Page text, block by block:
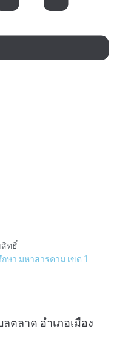
ทธิ์
ษา มหาสารคาม เขต 1
ตลาด อำเภอเมือง